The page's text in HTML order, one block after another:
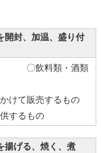
開封、加温、盛り付
〇飲料類・酒類
けて販売するもの
するもの
揚げる、焼く、煮